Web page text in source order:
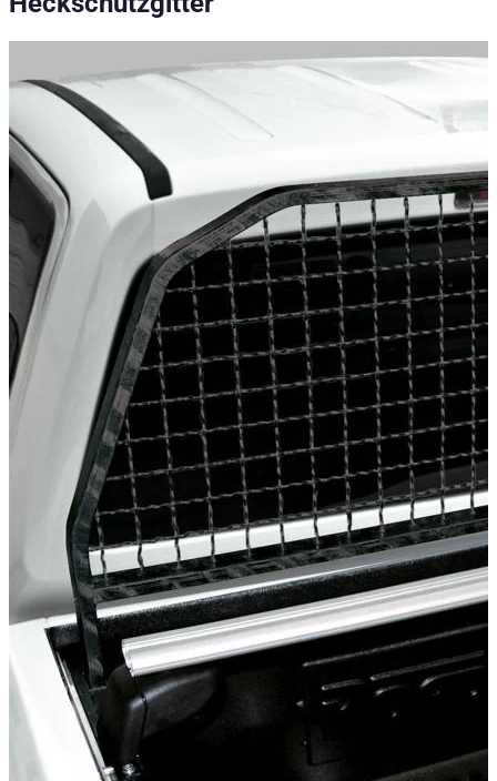
Technische Daten
Nettogewicht
Bruttogewicht
Einbauzeit :90
Konfigurationsvarianten:2
Preis ab :270,27 inkl. MwSt.
Konfigurationsoptionen
Dieses Produkt kann mit 1 Optionen individuell konfiguriert
Befestigung
Im Business Hold System— Ausziehbare Ladefläche
Universal— Ausziehbare Ladefläche wird durch
Fahrzeugkompatibilität
Passend für
Volkswagen Amarok Baujahr ab 2016+ (V6)
Volkswagen Amarok Baujahr ab 2010 Doppelkabine
Kategorien
Pick-up accessories
Storage & load securing systems